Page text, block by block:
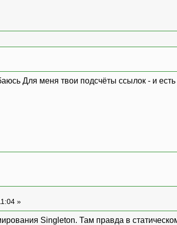
Для меня твои подсчёты ссылок - и есть
»
Singleton. Там правда в